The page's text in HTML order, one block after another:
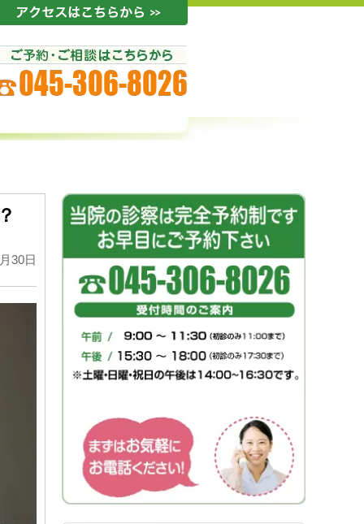
30日